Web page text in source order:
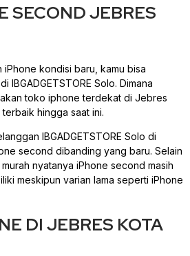
SECOND JEBRES
iPhone kondisi baru, kamu bisa
IBGADGETSTORE Solo. Dimana
toko iphone terdekat di Jebres
hingga saat ini.
IBGADGETSTORE Solo di
second dibanding yang baru. Selain
nyatanya iPhone second masih
meskipun varian lama seperti iPhone
DI JEBRES KOTA